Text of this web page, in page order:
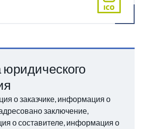
юридического
о заказчике, информация о
заключение,
о составителе, информация о